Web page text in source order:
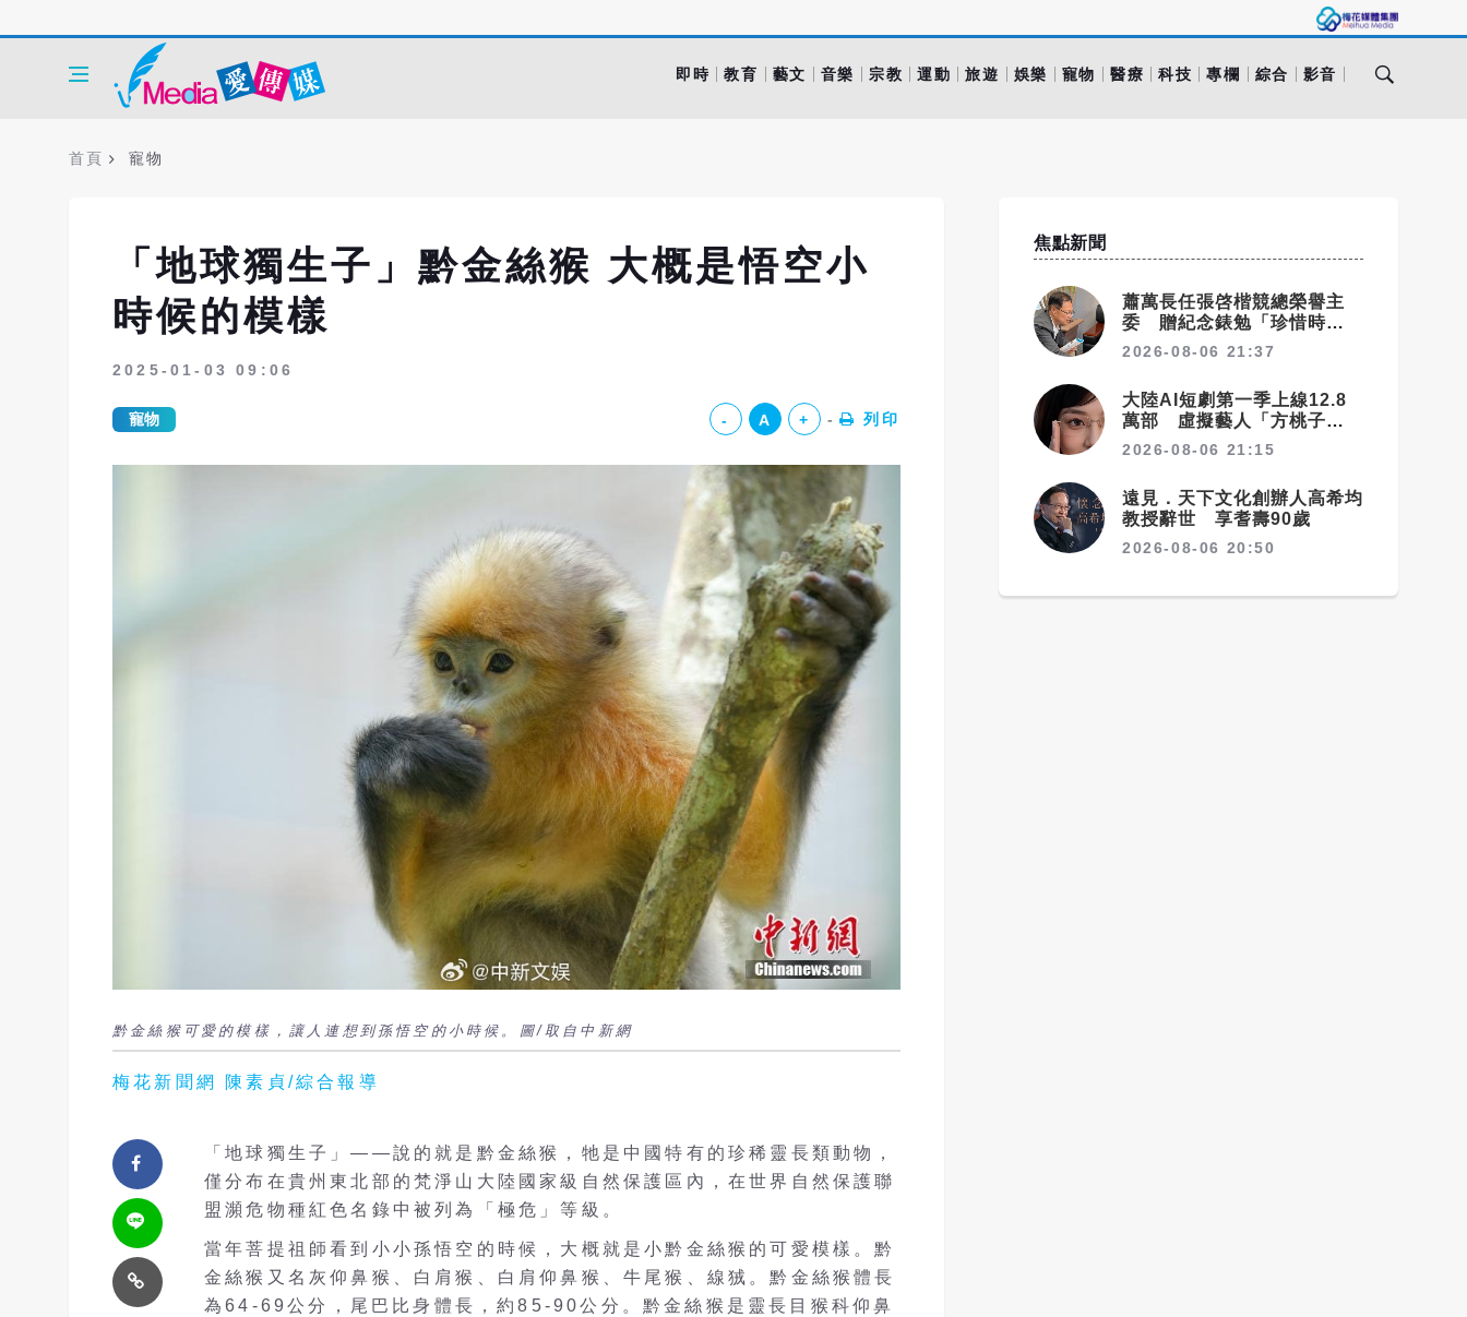
即時 教育 藝文 音樂 宗教 運動 旅遊 娛樂 寵物 醫療 科技 專欄 綜合 影音
首頁 寵物
「地球獨生子」黔金絲猴 大概是悟空小
時候的模樣
2025-01-03 09:06
寵物 - A + 列印
黔金絲猴可愛的模樣，讓人連想到孫悟空的小時候。圖/取自中新網
梅花新聞網 陳素貞/綜合報導
「地球獨生子」——說的就是黔金絲猴，牠是中國特有的珍稀靈長類動物，
僅分布在貴州東北部的梵淨山大陸國家級自然保護區內，在世界自然保護聯
盟瀕危物種紅色名錄中被列為「極危」等級。
當年菩提祖師看到小小孫悟空的時候，大概就是小黔金絲猴的可愛模樣。黔
金絲猴又名灰仰鼻猴、白肩猴、白肩仰鼻猴、牛尾猴、線狨。黔金絲猴體長
為64-69公分，尾巴比身體長，約85-90公分。黔金絲猴是靈長目猴科仰鼻
焦點新聞
蕭萬長任張啓楷競總榮譽主
委 贈紀念錶勉「珍惜時間、
認真打拚」
2026-08-06 21:37
大陸AI短劇第一季上線12.8
萬部 虛擬藝人「方桃子」接
拍美瞳廣告
2026-08-06 21:15
遠見．天下文化創辦人高希均
教授辭世 享耆壽90歲
2026-08-06 20:50